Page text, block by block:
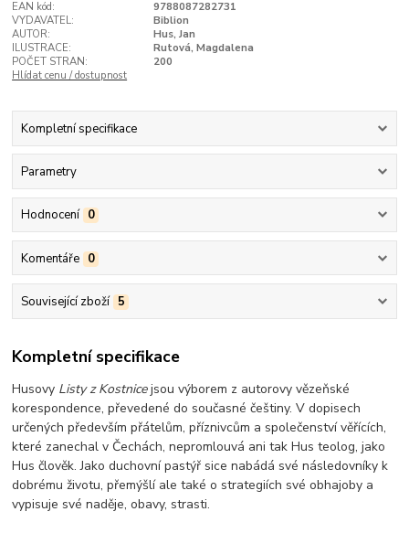
EAN kód:
9788087282731
VYDAVATEL:
Biblion
AUTOR:
Hus, Jan
ILUSTRACE:
Rutová, Magdalena
POČET STRAN:
200
Hlídat cenu / dostupnost
Kompletní specifikace
Parametry
Hodnocení 0
Komentáře 0
Související zboží 5
Kompletní specifikace
Husovy Listy z Kostnicejsou výborem z autorovy vězeňské
korespondence, převedené do současné češtiny. V dopisech
určených především přátelům, příznivcům a společenství věřících,
které zanechal v Čechách, nepromlouvá ani tak Hus teolog, jako
Hus člověk. Jako duchovní pastýř sice nabádá své následovníky k
dobrému životu, přemýšlí ale také o strategiích své obhajoby a
vypisuje své naděje, obavy, strasti.